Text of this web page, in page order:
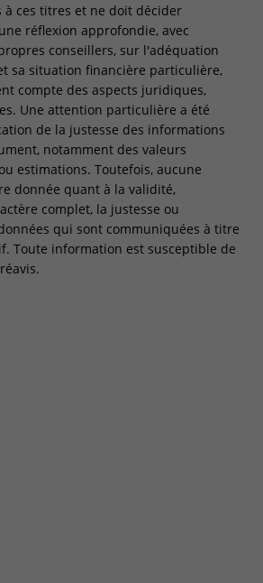
à ces titres et ne doit décider
réflexion approfondie, avec
conseillers, sur l'adéquation
sa situation financière particulière,
compte des aspects juridiques,
Une attention particulière a été
de la justesse des informations
notamment des valeurs
estimations. Toutefois, aucune
donnée quant à la validité,
complet, la justesse ou
qui sont communiquées à titre
Toute information est susceptible de